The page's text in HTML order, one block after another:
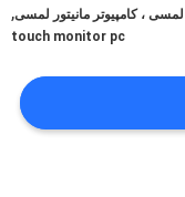
لمسی ، کامپیوتر مانیتور لمسی,
touch monitor pc